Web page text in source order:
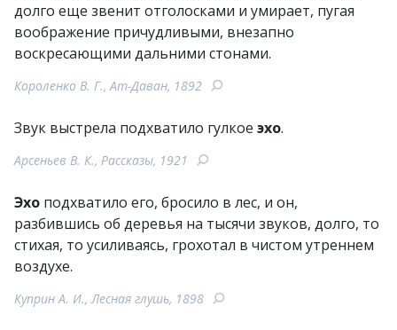
долго еще звенит отголосками и умирает, пугая
воображение причудливыми, внезапно
воскресающими дальними стонами.
Короленко В. Г., Ат-Даван, 1892
Звук выстрела подхватило гулкое эхо.
Арсеньев В. К., Рассказы, 1921
Эхо подхватило его, бросило в лес, и он,
разбившись об деревья на тысячи звуков, долго, то
стихая, то усиливаясь, грохотал в чистом утреннем
воздухе.
Куприн А. И., Лесная глушь, 1898